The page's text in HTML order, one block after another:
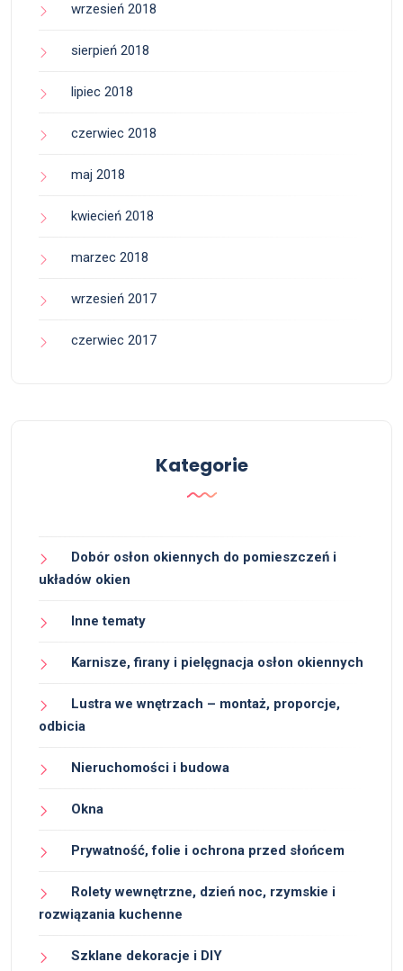
wrzesień 2018
sierpień 2018
lipiec 2018
czerwiec 2018
maj 2018
kwiecień 2018
marzec 2018
wrzesień 2017
czerwiec 2017
Kategorie
Dobór osłon okiennych do pomieszczeń i
układów okien
Inne tematy
Karnisze, firany i pielęgnacja osłon okiennych
Lustra we wnętrzach – montaż, proporcje,
odbicia
Nieruchomości i budowa
Okna
Prywatność, folie i ochrona przed słońcem
Rolety wewnętrzne, dzień noc, rzymskie i
rozwiązania kuchenne
Szklane dekoracje i DIY